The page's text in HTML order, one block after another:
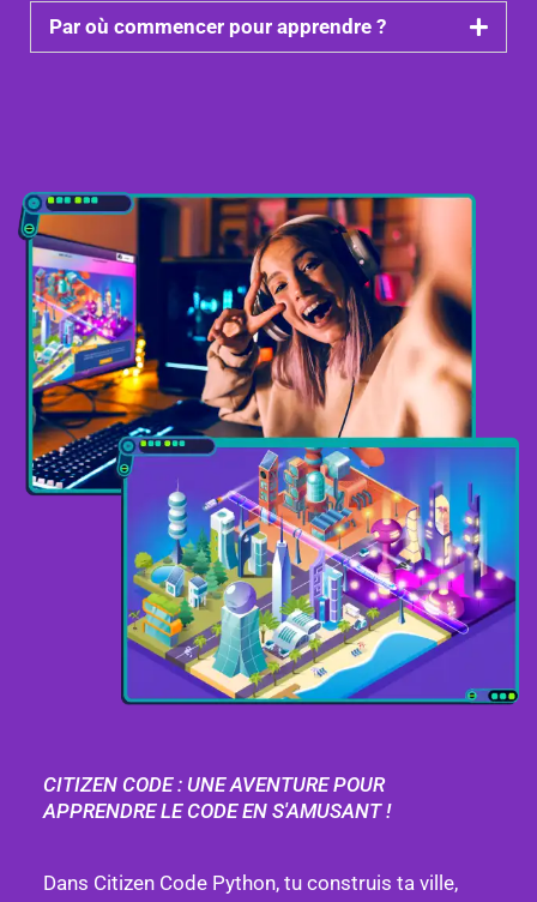
Par où commencer pour apprendre ?
CITIZEN CODE : UNE AVENTURE POUR
APPRENDRE LE CODE EN S'AMUSANT !
Dans Citizen Code Python, tu construis ta ville,